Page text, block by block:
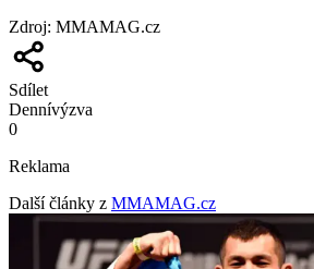
Zdroj: MMAMAG.cz
Sdílet
Dennívýzva
0
Reklama
Další články z MMAMAG.cz